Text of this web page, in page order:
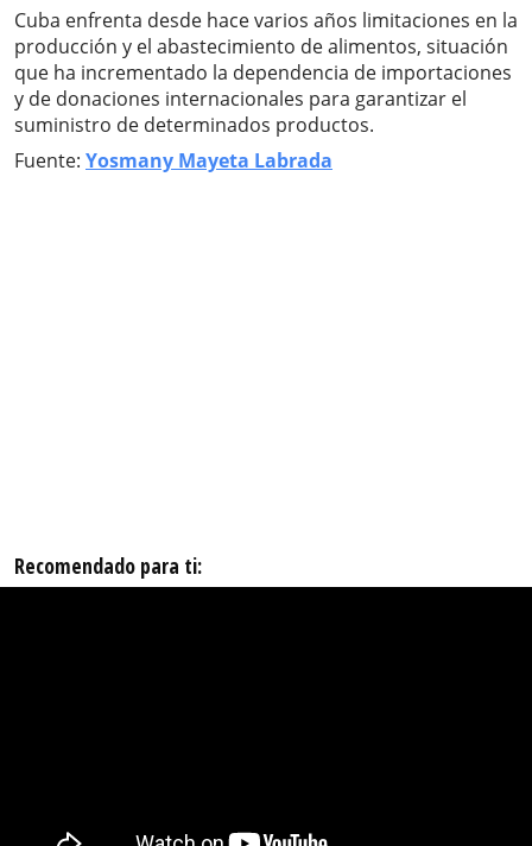
Cuba enfrenta desde hace varios años limitaciones en la
producción y el abastecimiento de alimentos, situación
que ha incrementado la dependencia de importaciones
y de donaciones internacionales para garantizar el
suministro de determinados productos.
Fuente: Yosmany Mayeta Labrada
Recomendado para ti: